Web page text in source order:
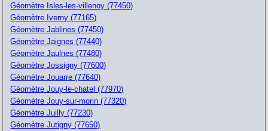
Géomètre Isles-les-villenoy (77450)
Géomètre Iverny (77165)
Géomètre Jablines (77450)
Géomètre Jaignes (77440)
Géomètre Jaulnes (77480)
Géomètre Jossigny (77600)
Géomètre Jouarre (77640)
Géomètre Jouy-le-chatel (77970)
Géomètre Jouy-sur-morin (77320)
Géomètre Juilly (77230)
Géomètre Jutigny (77650)